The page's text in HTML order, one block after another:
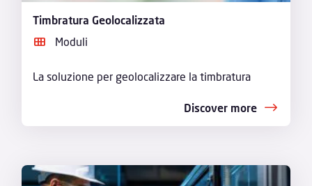
Timbratura Geolocalizzata
Moduli
La soluzione per geolocalizzare la timbratura
Discover more